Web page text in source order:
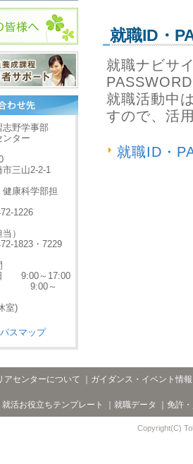
志野学事部
ンター
三山2-2-1
健康科学部担
1226
）
1823・7229
9:00～17:00
9:00～
室)
スマップ
就職ID・
就職ナビサ
就職活動中
すので、活
就職ID・
アセンターについて ガイダンス・イベント情報
就活お役立ちテンプレート 就職データ 免許
Copyright(C)